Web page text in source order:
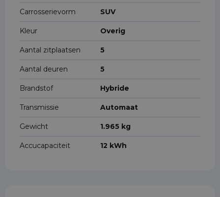
Carrosserievorm SUV
Kleur Overig
Aantal zitplaatsen 5
Aantal deuren 5
Brandstof Hybride
Transmissie Automaat
Gewicht 1.965 kg
Accucapaciteit 12 kWh